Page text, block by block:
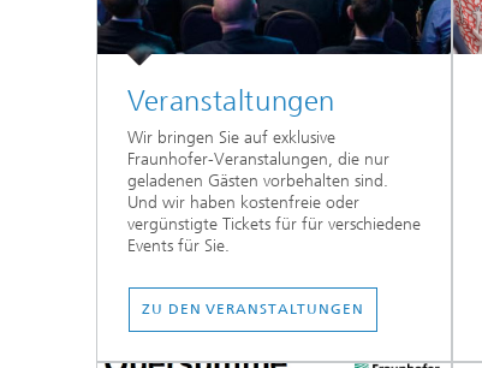
Veranstaltungen
Wir bringen Sie auf exklusive
Fraunhofer-Veranstalungen, die nur
geladenen Gästen vorbehalten sind.
Und wir haben kostenfreie oder
vergünstigte Tickets für für verschiedene
Events für Sie.
ZU DEN VERANSTALTUNGEN